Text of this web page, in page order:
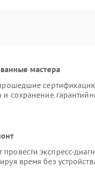
мастера
сохранение
экспресс-
время без